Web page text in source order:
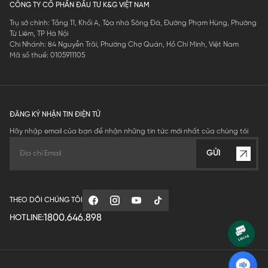
CÔNG TY CỔ PHẦN ĐẦU TƯ K&G VIỆT NAM
Trụ sở chính: Tầng 11, Khối A, Tòa nhà Sông Đà, Đường Phạm Hùng, Phường
Từ Liêm, TP Hà Nội
Chi Nhánh: 84 Nguyễn Trãi, Phường Chợ Quán, Hồ Chí Minh, Việt Nam
Mã số thuế: 0105911105
ĐĂNG KÝ NHẬN TIN ĐIỆN TỬ
Hãy nhập email của bạn để nhận những tin tức mới nhất của chúng tôi
GỬI
THEO DÕI CHÚNG TÔI
HOTLINE:1800.646.898